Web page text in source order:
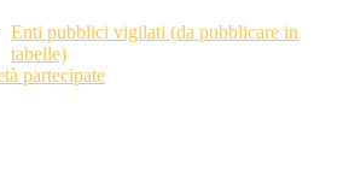
Enti pubblici vigilati (da pubblicare in
tabelle)
partecipate